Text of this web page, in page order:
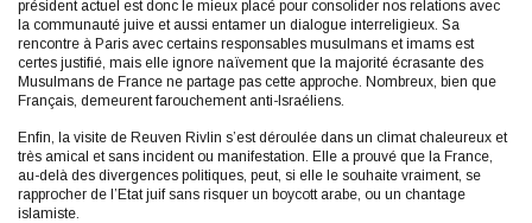
président actuel est donc le mieux placé pour consolider nos relations avec
la communauté juive et aussi entamer un dialogue interreligieux. Sa
rencontre à Paris avec certains responsables musulmans et imams est
certes justifié, mais elle ignore naïvement que la majorité écrasante des
Musulmans de France ne partage pas cette approche. Nombreux, bien que
Français, demeurent farouchement anti-Israéliens.
Enfin, la visite de Reuven Rivlin s’est déroulée dans un climat chaleureux et
très amical et sans incident ou manifestation. Elle a prouvé que la France,
au-delà des divergences politiques, peut, si elle le souhaite vraiment, se
rapprocher de l’Etat juif sans risquer un boycott arabe, ou un chantage
islamiste.